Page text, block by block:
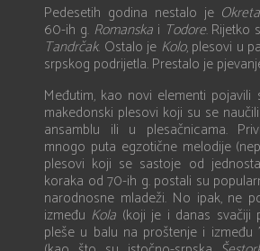
Pedesetih godina nestalo je
60-ih g. Romanskai Todore. Rijetko
Tandrčak. Ostalo je Kolo, plesovi u
srpskog podrijetla. Prestalo je
Međutim, kao novi elementi
makedonski plesovi koji su se
ansamblu ili u plesačnicama.
mnogo puta egzotične melodije
plesovi koji se sastoje od
koraka od 70-ih g. postali su
narodnosne mladeži. No ipak, ne
između Kola (koji je i danas svačiji
pleše u balu na proštenje i između